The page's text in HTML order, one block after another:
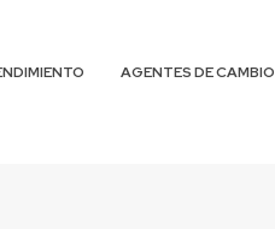
AGENTES DE CAMBIO